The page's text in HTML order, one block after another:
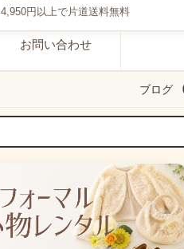
4,950円以上で片道送料無料
お問い合わせ
ブログ